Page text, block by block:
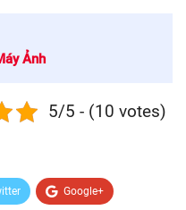
Ảnh
5/5 - (10 votes)
Google+